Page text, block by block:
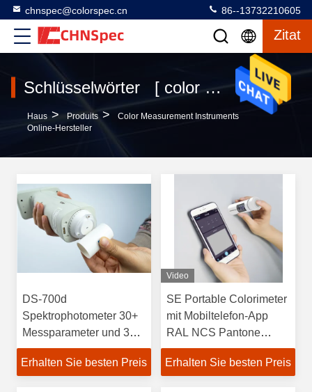
chnspec@colorspec.cn 86--13732210605
Zitat
Schlüsselwörter [ color measurement instruments ] Passen 619 produits
Haus > Produits >
Color Measurement Instruments
Online-Hersteller
DS-700d
Spektrophotometer 30+
Messparameter und 37
Auswertungslichtquellen
Erhalten Sie besten Preis
Video
SE Portable Colorimeter
mit Mobiltelefon-App
RAL NCS Pantone
Farbtöne
Erhalten Sie besten Preis